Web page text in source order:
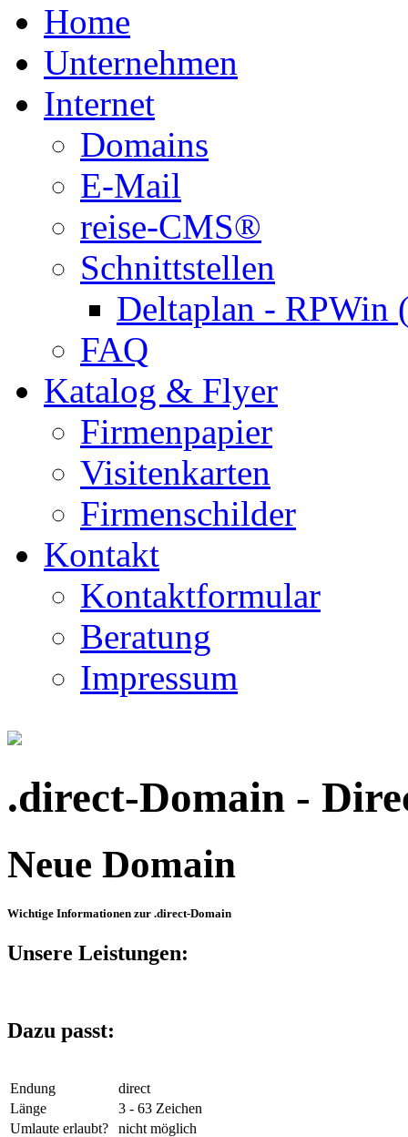
Home
Unternehmen
Internet
Domains
E-Mail
reise-CMS®
Schnittstellen
Deltaplan - RPWin
FAQ
Katalog & Flyer
Firmenpapier
Visitenkarten
Firmenschilder
Kontakt
Kontaktformular
Beratung
Impressum
.direct-Domain -
Neue Domain
Wichtige Informationen zur .direct-Domain
Unsere Leistungen:
Dazu passt:
Endung
direct
Länge
3 - 63 Zeichen
Umlaute erlaubt?
nicht möglich